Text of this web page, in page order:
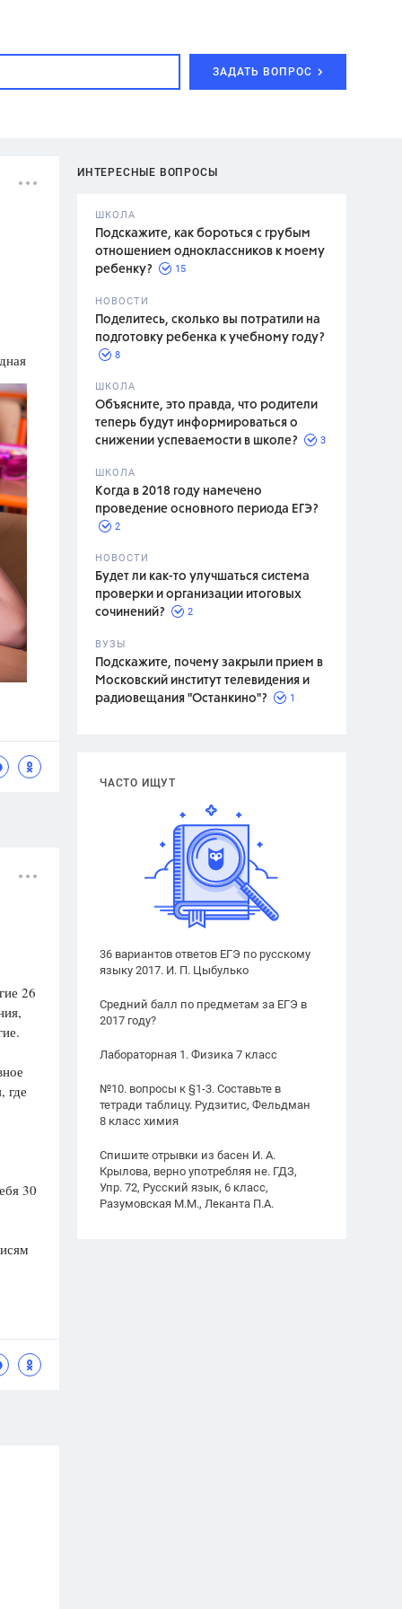
ЗАДАТЬ ВОПРОС
Л.С.,
ИНТЕРЕСНЫЕ ВОПРОСЫ
ШКОЛА
Подскажите, как бороться с грубым
отношением одноклассников к моему
ребенку?
15
НОВОСТИ
Поделитесь, сколько вы потратили на
подготовку ребенка к учебному году?
8
ШКОЛА
Объясните, это правда, что родители
теперь будут информироваться о
снижении успеваемости в школе?
3
ШКОЛА
Когда в 2018 году намечено
проведение основного периода ЕГЭ?
2
НОВОСТИ
Будет ли как-то улучшаться система
проверки и организации итоговых
сочинений?
2
ВУЗЫ
Подскажите, почему закрыли прием в
Московский институт телевидения и
радиовещания "Останкино"?
1
ЧАСТО ИЩУТ
36 вариантов ответов ЕГЭ по русскому
языку 2017. И. П. Цыбулько
Средний балл по предметам за ЕГЭ в
2017 году?
Лабораторная 1. Физика 7 класс
№10. вопросы к §1-3. Составьте в
тетради таблицу. Рудзитис, Фельдман
8 класс химия
Спишите отрывки из басен И. А.
Крылова, верно употребляя не. ГДЗ,
Упр. 72, Русский язык, 6 класс,
Разумовская М.М., Леканта П.А.
26
где
30